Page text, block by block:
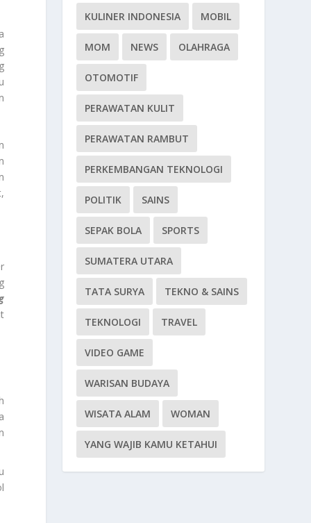
KULINER INDONESIA MOBIL
MOM NEWS OLAHRAGA
OTOMOTIF
PERAWATAN KULIT
PERAWATAN RAMBUT
PERKEMBANGAN TEKNOLOGI
POLITIK SAINS
SEPAK BOLA SPORTS
SUMATERA UTARA
TATA SURYA TEKNO & SAINS
TEKNOLOGI TRAVEL
VIDEO GAME
WARISAN BUDAYA
WISATA ALAM WOMAN
YANG WAJIB KAMU KETAHUI